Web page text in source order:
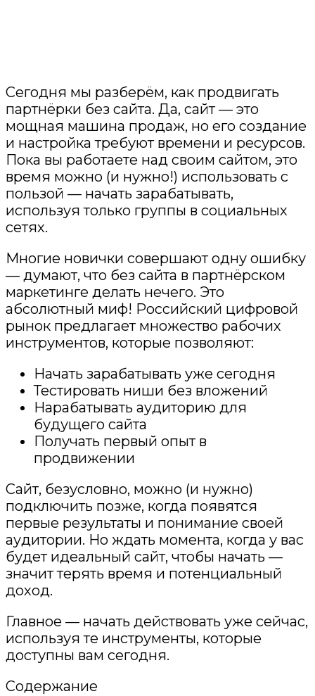
Сегодня мы разберём, как продвигать
партнёрки без сайта. Да, сайт — это
мощная машина продаж, но его создание
и настройка требуют времени и ресурсов.
Пока вы работаете над своим сайтом, это
время можно (и нужно!) использовать с
пользой — начать зарабатывать,
используя только группы в социальных
сетях.
Многие новички совершают одну ошибку
— думают, что без сайта в партнёрском
маркетинге делать нечего. Это
абсолютный миф! Российский цифровой
рынок предлагает множество рабочих
инструментов, которые позволяют:
Начать зарабатывать уже сегодня
Тестировать ниши без вложений
Нарабатывать аудиторию для
будущего сайта
Получать первый опыт в
продвижении
Сайт, безусловно, можно (и нужно)
подключить позже, когда появятся
первые результаты и понимание своей
аудитории. Но ждать момента, когда у вас
будет идеальный сайт, чтобы начать —
значит терять время и потенциальный
доход.
Главное — начать действовать уже сейчас,
используя те инструменты, которые
доступны вам сегодня.
Содержание